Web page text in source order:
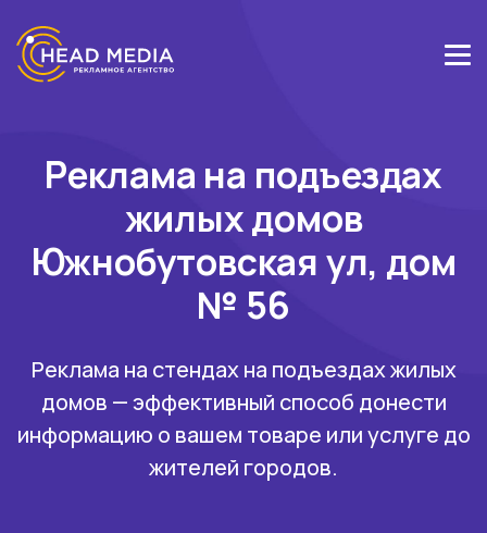
Реклама на подъездах
жилых домов
Южнобутовская ул, дом
№ 56
Реклама на стендах на подъездах жилых
домов — эффективный способ донести
информацию о вашем товаре или услуге до
жителей городов.